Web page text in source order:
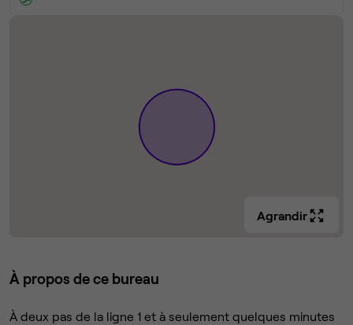
Agrandir
À propos de ce bureau
À deux pas de la ligne 1 et à seulement quelques minutes